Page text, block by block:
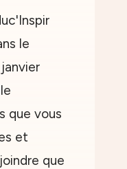
le
que vous
et
que